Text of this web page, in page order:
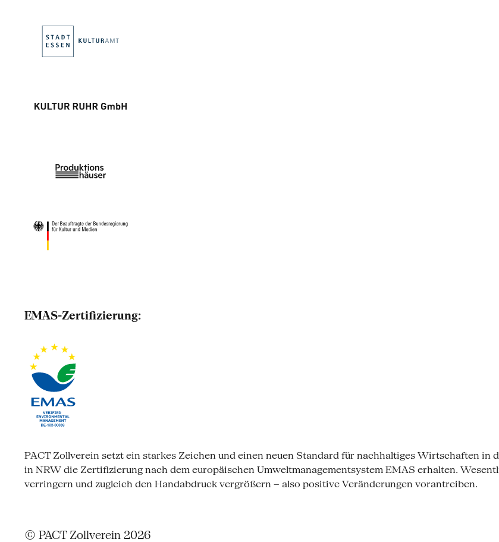
EMAS-Zertifizierung:
PACT Zollverein setzt ein starkes Zeichen und einen neuen Standard für nachhaltiges Wirtschaften in
in NRW die Zertifizierung nach dem europäischen Umweltmanagementsystem EMAS erhalten.
verringern und zugleich den Handabdruck vergrößern – also positive Veränderungen vorantreiben.
© PACT Zollverein 2026